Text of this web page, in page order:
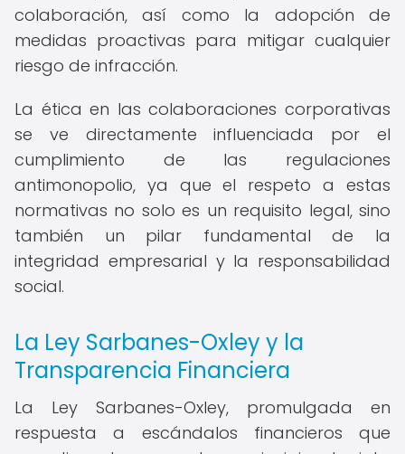
colaboración, así como la adopción de
medidas proactivas para mitigar cualquier
riesgo de infracción.
La ética en las colaboraciones corporativas
se ve directamente influenciada por el
cumplimiento de las regulaciones
antimonopolio, ya que el respeto a estas
normativas no solo es un requisito legal, sino
también un pilar fundamental de la
integridad empresarial y la responsabilidad
social.
La Ley Sarbanes-Oxley y la
Transparencia Financiera
La Ley Sarbanes-Oxley, promulgada en
respuesta a escándalos financieros que